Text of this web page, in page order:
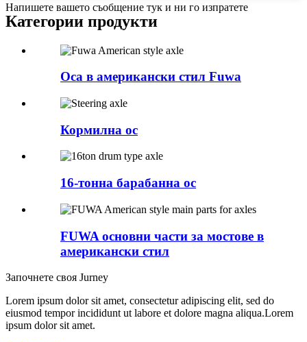
Напишете вашето съобщение тук и ни го изпратете
Категории продукти
Оса в американски стил Fuwa
Кормилна ос
16-тонна барабанна ос
FUWA основни части за мостове в
американски стил
Започнете своя Jurney
Lorem ipsum dolor sit amet, consectetur adipiscing elit, sed do
eiusmod tempor incididunt ut labore et dolore magna aliqua.Lorem
ipsum dolor sit amet.